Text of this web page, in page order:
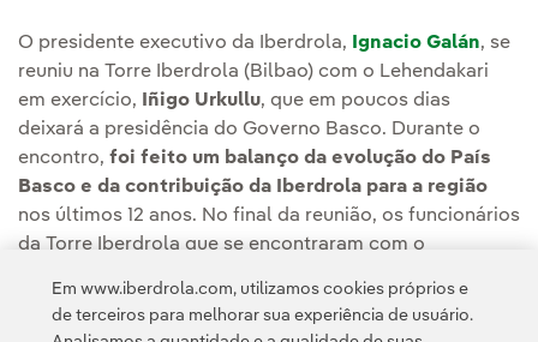
O presidente executivo da Iberdrola, Ignacio Galán, se
reuniu na Torre Iberdrola (Bilbao) com o Lehendakari
em exercício,
Iñigo Urkullu, que em poucos dias
deixará a presidência do Governo Basco. Durante o
encontro, foi feito um balanço da evolução do País
Basco e da contribuição da Iberdrola para a região
nos últimos 12 anos. No final da reunião, os funcionários
da Torre Iberdrola que se encontraram com o
Em www.iberdrola.com, utilizamos cookies próprios e
de terceiros para melhorar sua experiência de usuário.